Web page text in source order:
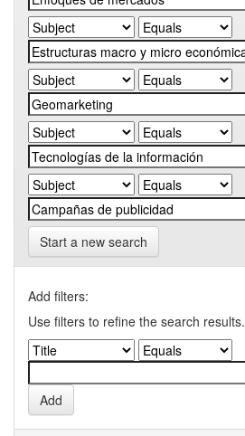
Start a new search
Add filters:
Use filters to refine the search results.